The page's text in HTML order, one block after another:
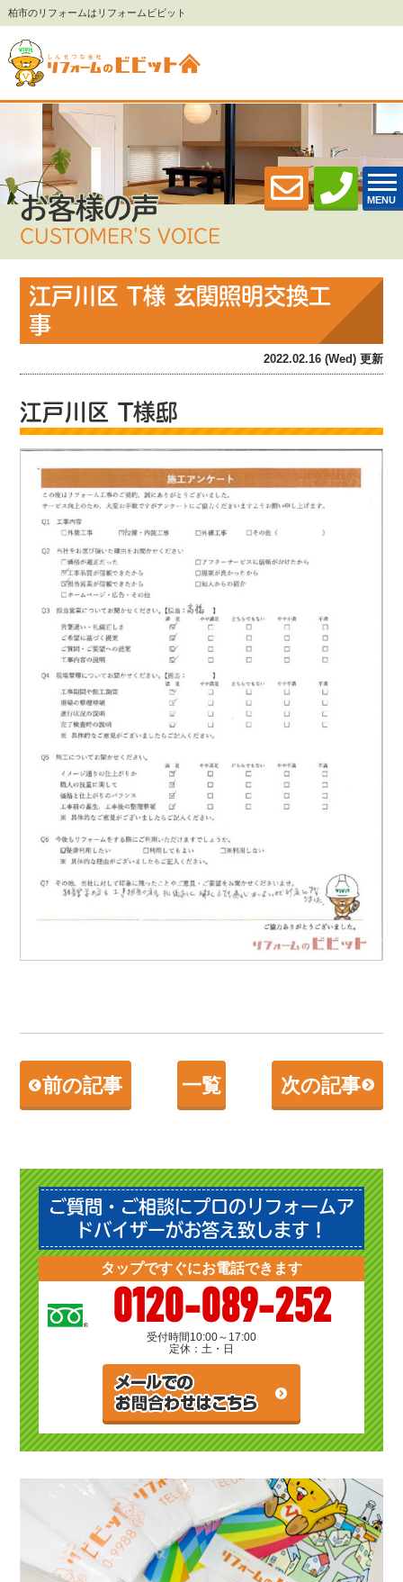
柏市のリフォームはリフォームビビット
MENU
お客様の声
CUSTOMER'S VOICE
江戸川区 T様 玄関照明交換工
事
2022.02.16 (Wed) 更新
江戸川区 T様邸
前の記事 一覧 次の記事
ご質問・ご相談にプロのリフォームア
ドバイザーがお答え致します！
タップですぐにお電話できます
0120-089-252
受付時間 10:00～17:00
定休：土・日